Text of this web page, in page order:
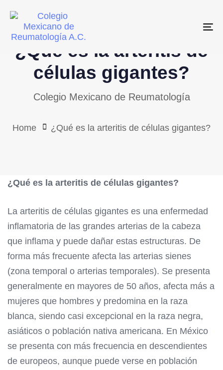
links
primary
navigation
¿Qué es la arteritis de
células gigantes?
Colegio Mexicano de Reumatología
Home ¿Qué es la arteritis de células gigantes?
¿Qué es la arteritis de células gigantes?
La arteritis de células gigantes es una enfermedad
inflamatoria de las grandes arterias de la cabeza
que inflama y puede dañar estas estructuras. De
forma más frecuente afecta las arterias sienes
(zona temporal o arterias temporales). Se presenta
generalmente en mayores de 50 años, afecta más a
mujeres que hombres y predomina en la raza
blanca, siendo casi excepcional en la raza negra,
asiáticos o población nativa americana. En México
se presenta con más frecuencia en descendientes
de europeos, aunque puede verse en población